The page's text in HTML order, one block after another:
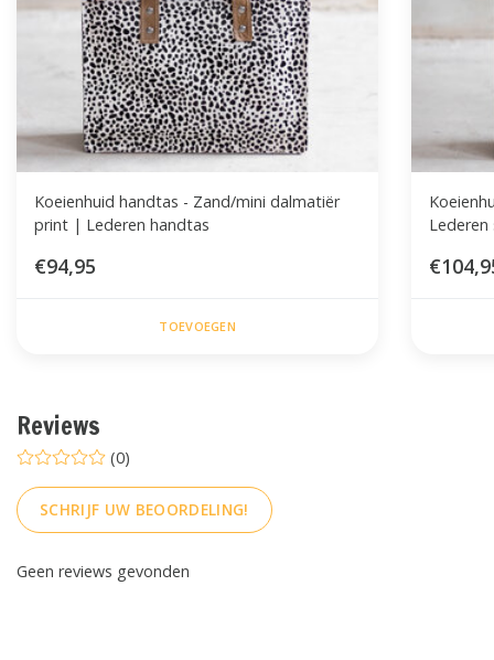
Koeienhuid handtas - Zand/mini dalmatiër
print | Lederen handtas
€94,95
TOEVOEGEN
Reviews
(0)
SCHRIJF UW BEOORDELING!
Geen reviews gevonden